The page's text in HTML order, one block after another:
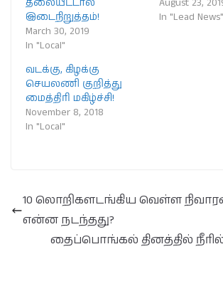
இடைநிறுத்தம்!
March 30, 2019
In "Local"
In "Lead News"
வடக்கு, கிழக்கு
செயலணி குறித்து
மைத்திரி மகிழ்ச்சி!
November 8, 2018
In "Local"
10 லொறிகளடங்கிய வெள்ள
என்ன நடந்தது?
தைப்பொங்கல் தினத்தில் நீரில்